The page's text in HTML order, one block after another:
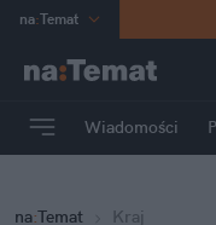
na:Temat
Poland
mama
Rozrywka
Wiadomości
na:Temat Kraj